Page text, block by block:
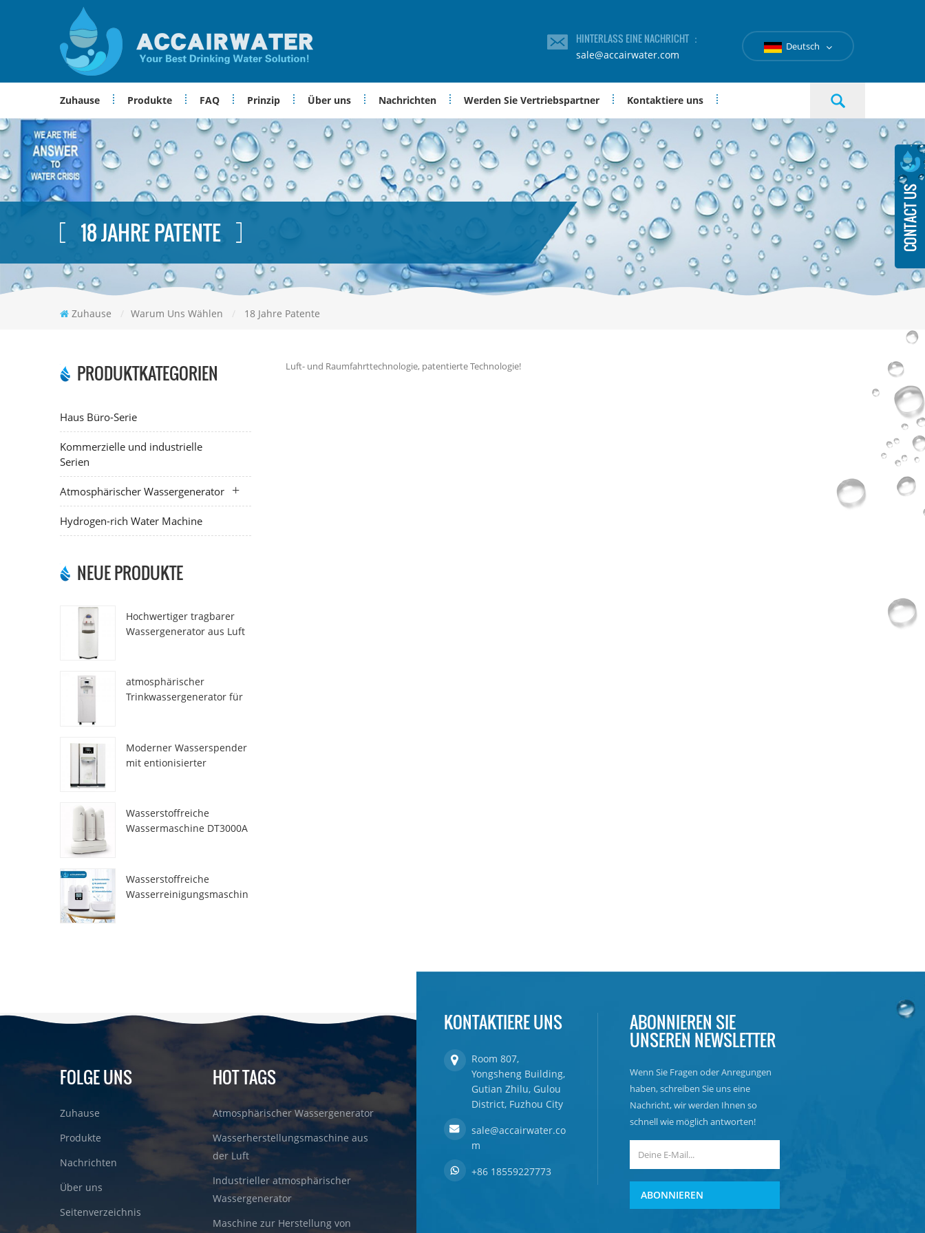
HINTERLASS EINE NACHRICHT ：
sale@accairwater.com
Deutsch
Zuhause Produkte FAQ Prinzip Über uns Nachrichten Werden Sie Vertriebspartner Kontaktiere uns
18 JAHRE PATENTE
Zuhause / Warum Uns Wählen / 18 Jahre Patente
PRODUKTKATEGORIEN
Haus Büro-Serie
Kommerzielle und industrielle
Serien
Atmosphärischer Wassergenerator
Hydrogen-rich Water Machine
NEUE PRODUKTE
Hochwertiger tragbarer
Wassergenerator aus Luft
atmosphärischer
Trinkwassergenerator für
Moderner Wasserspender
mit entionisierter
Wasserstoffreiche
Wassermaschine DT3000A
Wasserstoffreiche
Wasserreinigungsmaschin
Luft- und Raumfahrttechnologie, patentierte Technologie!
FOLGE UNS
Zuhause
Produkte
Nachrichten
Über uns
Seitenverzeichnis
HOT TAGS
Atmosphärischer Wassergenerator
Wasserherstellungsmaschine aus
der Luft
Industrieller atmosphärischer
Wassergenerator
Maschine zur Herstellung von
KONTAKTIERE UNS
Room 807,
Yongsheng Building,
Gutian Zhilu, Gulou
District, Fuzhou City
sale@accairwater.co
m
+86 18559227773
ABONNIEREN SIE
UNSEREN NEWSLETTER
Wenn Sie Fragen oder Anregungen
haben, schreiben Sie uns eine
Nachricht, wir werden Ihnen so
schnell wie möglich antworten!
ABONNIEREN